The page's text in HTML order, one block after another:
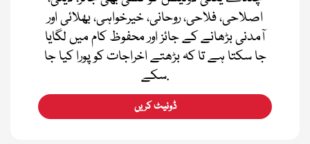
اصلاحی، فلاحی، روحانی، خیرخواہی، بھلائی اور
آمدنی بڑھانے کے جائز اور محفوظ کام میں لگایا
جا سکتا ہے تا کہ بڑھتے اخراجات کو پورا کیا جا
سکے.
ڈونیٹ کریں